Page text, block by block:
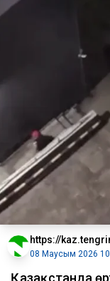
https://
08 Маусым 2026
Қазақстанда